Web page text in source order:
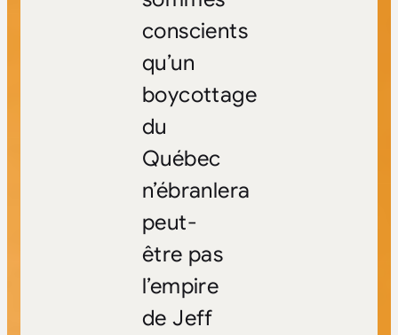
conscients
qu’un
boycottage
du
Québec
n’ébranlera
peut-
être pas
l’empire
de Jeff